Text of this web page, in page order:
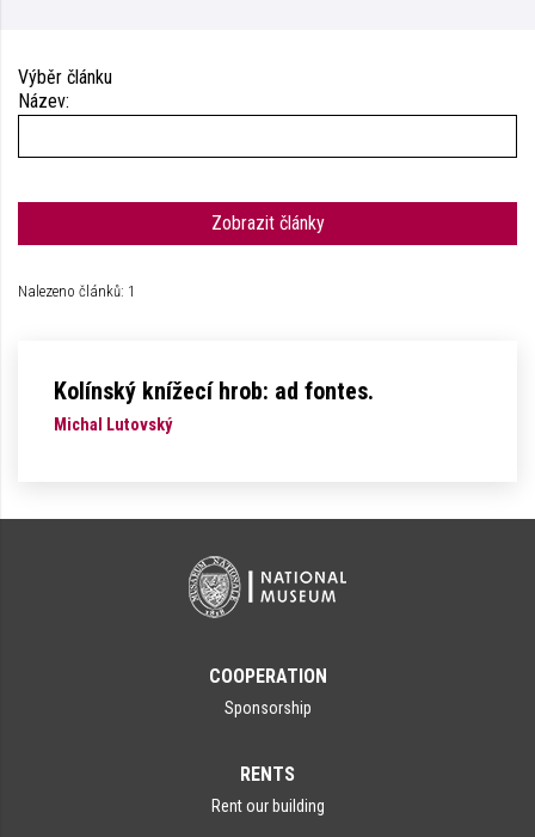
Výběr článku
Název:
Zobrazit články
Nalezeno článků: 1
Kolínský knížecí hrob: ad fontes.
Michal Lutovský
COOPERATION
Sponsorship
RENTS
Rent our building